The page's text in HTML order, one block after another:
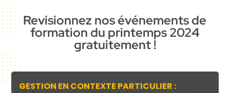
Revisionnez nos événements de
formation du printemps 2024
gratuitement !
GESTION EN CONTEXTE PARTICULIER :